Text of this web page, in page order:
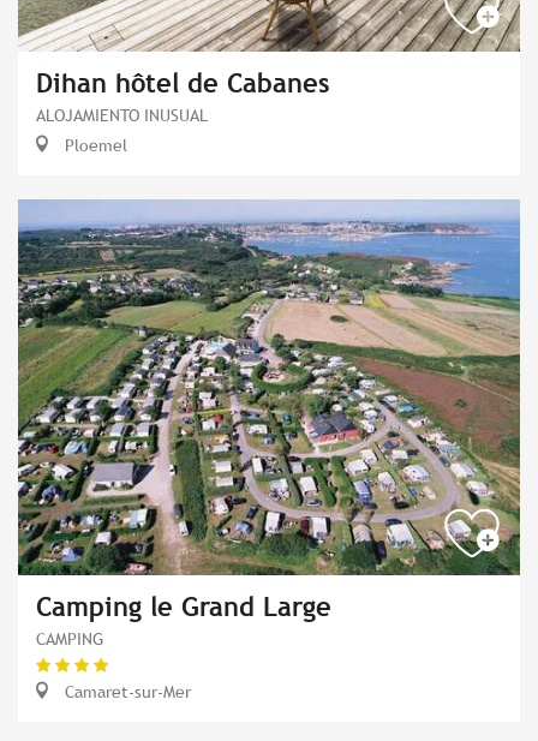
Dihan hôtel de Cabanes
ALOJAMIENTO INUSUAL
Ploemel
Camping le Grand Large
CAMPING
Camaret-sur-Mer